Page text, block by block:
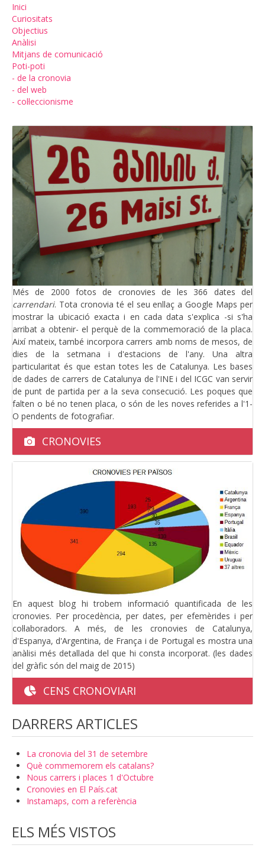
Inici
Curiositats
Objectius
Anàlisi
Mitjans de comunicació
Poti-poti
- de la cronovia
- del web
- col·leccionisme
Més de 2000 fotos de cronovies de les 366 dates del
carrendari. Tota cronovia té el seu enllaç a Google Maps per
mostrar la ubicació exacta i en cada data s'explica -si s'ha
arribat a obtenir- el perquè de la commemoració de la placa.
Així mateix, també incorpora carrers amb noms de mesos, de
dies de la setmana i d'estacions de l'any. Una altra
particularitat és que estan totes les de Catalunya. Les bases
de dades de carrers de Catalunya de l'INE i del ICGC van servir
de punt de partida per a la seva consecució. Les poques que
falten o bé no tenen placa, o són de les noves referides a l'1-
O pendents de fotografiar.
CRONOVIES
En aquest blog hi trobem informació quantificada de les
cronovies. Per procedència, per dates, per efemèrides i per
col·laboradors. A més, de les cronovies de Catalunya,
d'Espanya, d'Argentina, de França i de Portugal es mostra una
anàlisi més detallada del que hi consta incorporat. (les dades
del gràfic són del maig de 2015)
CENS CRONOVIARI
DARRERS ARTICLES
La cronovia del 31 de setembre
Què commemorem els catalans?
Nous carrers i places 1 d'Octubre
Cronovies en El País.cat
Instamaps, com a referència
ELS MÉS VISTOS